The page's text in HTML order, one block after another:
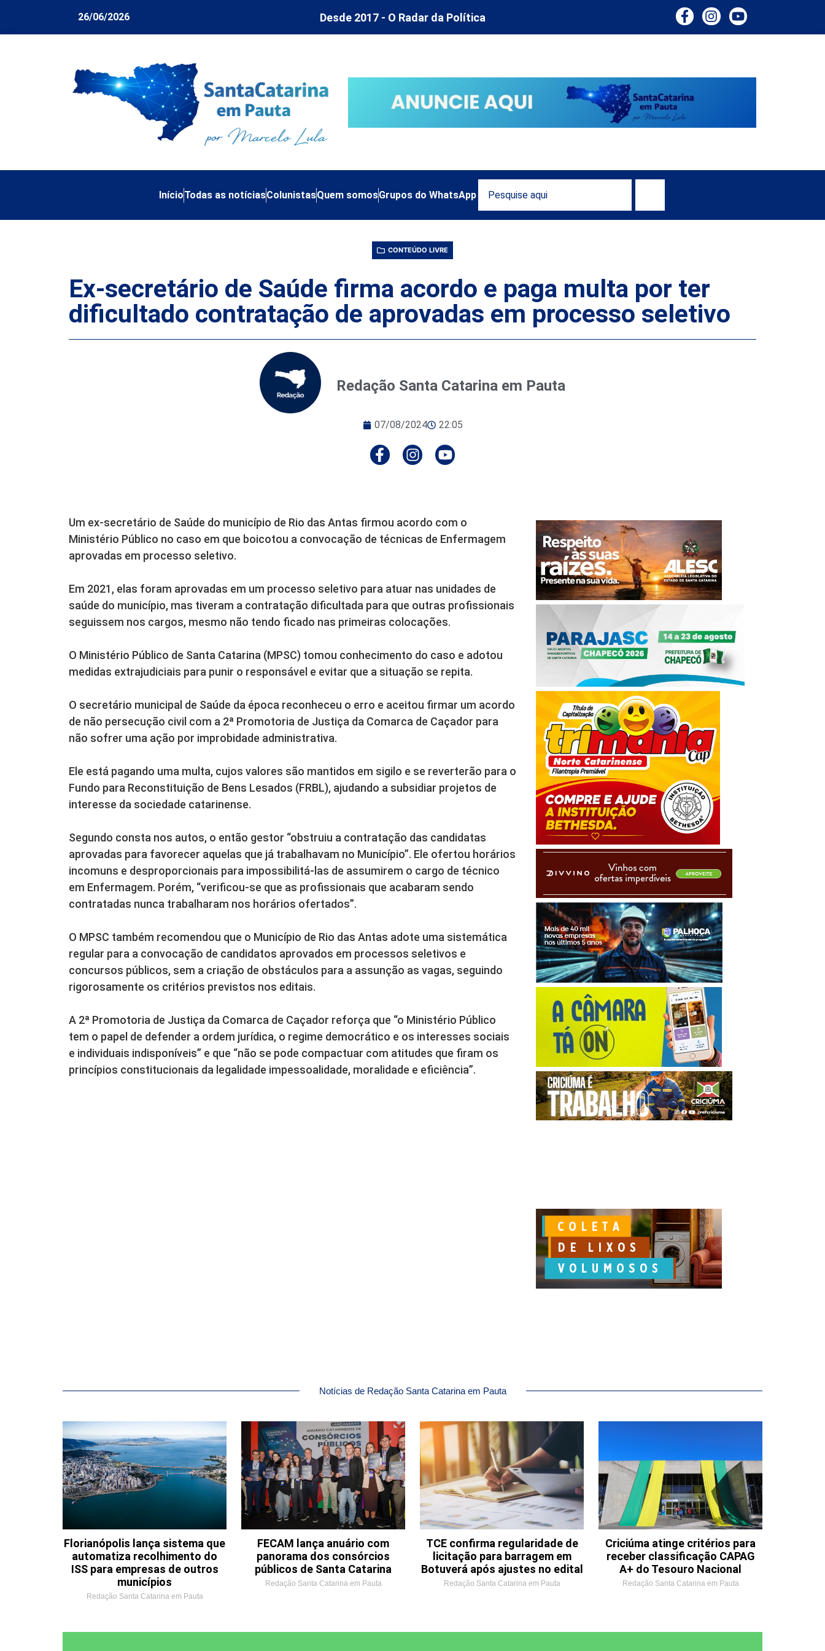
26/06/2026 Desde 2017 - O Radar da Política
InícioTodas as notíciasColunistasQuem somosGrupos do WhatsApp
CONTEÚDO LIVRE
Ex-secretário de Saúde firma acordo e paga multa por ter
dificultado contratação de aprovadas em processo seletivo
Redação Santa Catarina em Pauta
07/08/2024 22:05
Um ex-secretário de Saúde do município de Rio das Antas firmou acordo com o
Ministério Público no caso em que boicotou a convocação de técnicas de Enfermagem
aprovadas em processo seletivo.
Em 2021, elas foram aprovadas em um processo seletivo para atuar nas unidades de
saúde do município, mas tiveram a contratação dificultada para que outras profissionais
seguissem nos cargos, mesmo não tendo ficado nas primeiras colocações.
O Ministério Público de Santa Catarina (MPSC) tomou conhecimento do caso e adotou
medidas extrajudiciais para punir o responsável e evitar que a situação se repita.
O secretário municipal de Saúde da época reconheceu o erro e aceitou firmar um acordo
de não persecução civil com a 2ª Promotoria de Justiça da Comarca de Caçador para
não sofrer uma ação por improbidade administrativa.
Ele está pagando uma multa, cujos valores são mantidos em sigilo e se reverterão para o
Fundo para Reconstituição de Bens Lesados (FRBL), ajudando a subsidiar projetos de
interesse da sociedade catarinense.
Segundo consta nos autos, o então gestor “obstruiu a contratação das candidatas
aprovadas para favorecer aquelas que já trabalhavam no Município”. Ele ofertou horários
incomuns e desproporcionais para impossibilitá-las de assumirem o cargo de técnico
em Enfermagem. Porém, “verificou-se que as profissionais que acabaram sendo
contratadas nunca trabalharam nos horários ofertados”.
O MPSC também recomendou que o Município de Rio das Antas adote uma sistemática
regular para a convocação de candidatos aprovados em processos seletivos e
concursos públicos, sem a criação de obstáculos para a assunção as vagas, seguindo
rigorosamente os critérios previstos nos editais.
A 2ª Promotoria de Justiça da Comarca de Caçador reforça que “o Ministério Público
tem o papel de defender a ordem jurídica, o regime democrático e os interesses sociais
e individuais indisponíveis” e que “não se pode compactuar com atitudes que firam os
princípios constitucionais da legalidade impessoalidade, moralidade e eficiência”.
Notícias de Redação Santa Catarina em Pauta
Florianópolis lança sistema que
automatiza recolhimento do
ISS para empresas de outros
municípios
Redação Santa Catarina em Pauta
FECAM lança anuário com
panorama dos consórcios
públicos de Santa Catarina
Redação Santa Catarina em Pauta
TCE confirma regularidade de
licitação para barragem em
Botuverá após ajustes no edital
Redação Santa Catarina em Pauta
Criciúma atinge critérios para
receber classificação CAPAG
A+ do Tesouro Nacional
Redação Santa Catarina em Pauta